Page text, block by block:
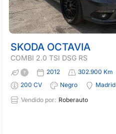
SKODA OCTAVIA
COMBI 2.0 TSI DSG RS
2012 302.900 Km
200 CV
Negro
Madrid
Vendido por: Roberauto